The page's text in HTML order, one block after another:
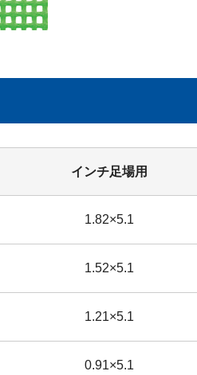
インチ足場用
1.82×5.1
1.52×5.1
1.21×5.1
0.91×5.1